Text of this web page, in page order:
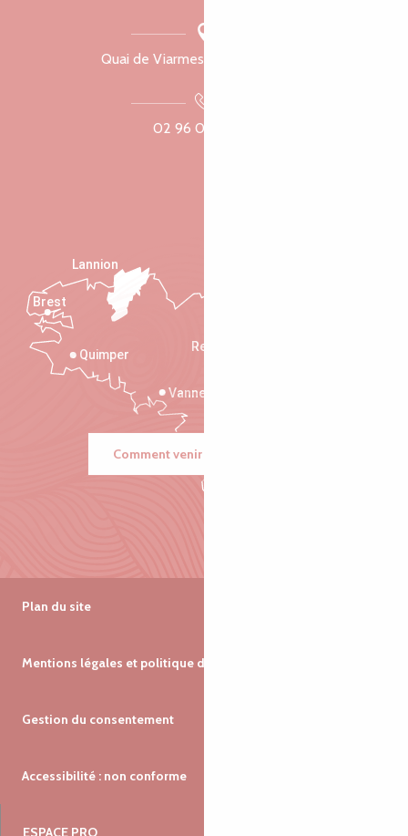
Quai de Viarmes, 22300 Lannion
02 96 05 60 70
Rennes
Vannes
Quimper
Lannion
Brest
Comment venir ?
Plan du site
Mentions légales et politique de confidentialité
Gestion du consentement
Accessibilité : non conforme
ESPACE PRO